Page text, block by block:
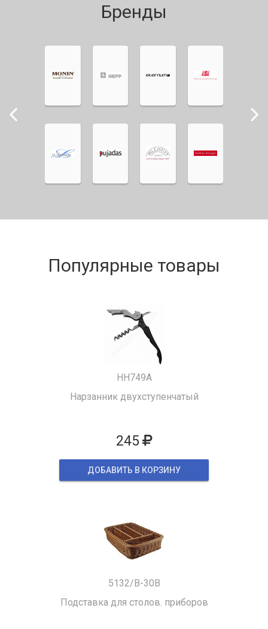
Бренды
Популярные товары
HH749A
Нарзанник двухступенчатый
245
ДОБАВИТЬ В КОРЗИНУ
5132/B-30B
Подставка для столов. приборов